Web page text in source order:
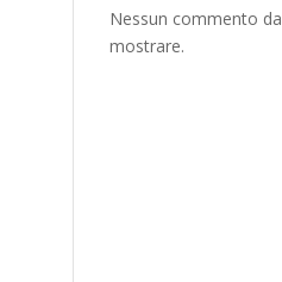
Nessun commento da
mostrare.